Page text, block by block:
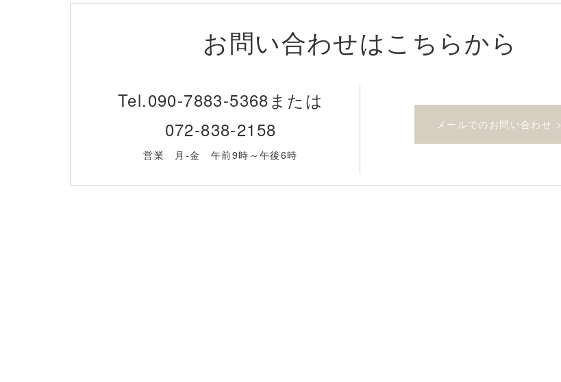
お問い合わせはこちらから
Tel.090-7883-5368または
072-838-2158
営業 月-金 午前9時～午後6時
メールでのお問い合わせ >